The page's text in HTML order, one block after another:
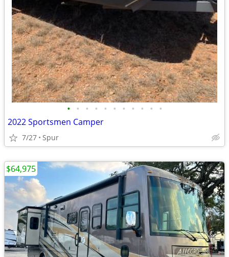
• • • • • • • • • • •
2022 Sportsmen Camper
7/27 Spur
$64,975